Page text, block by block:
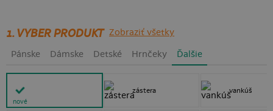
1. VYBER PRODUKT Zobraziť všetky
Pánske Dámske Detské Hrnčeky Ďalšie
nové
zástera vankúš